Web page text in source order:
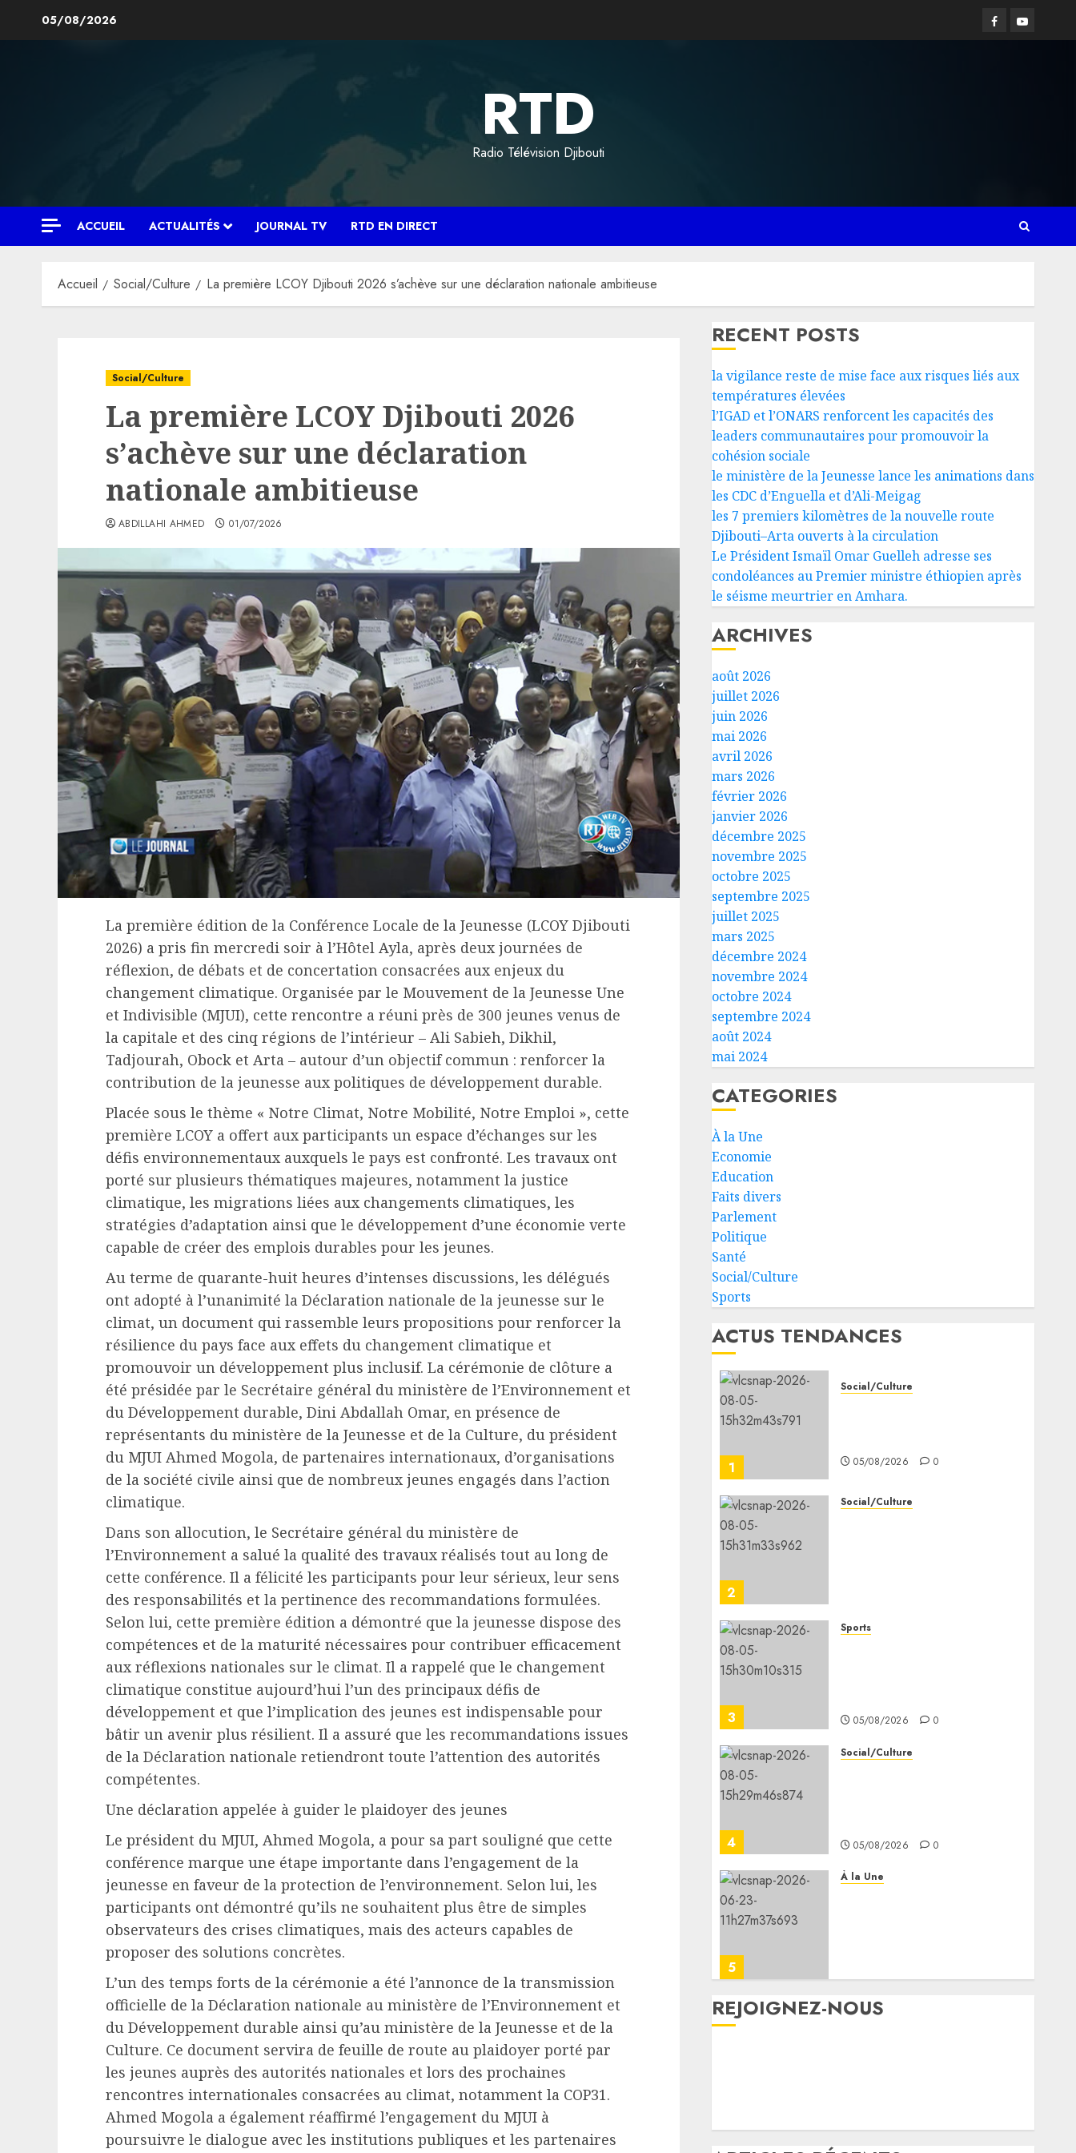
05/08/2026 FacebookYouTube
RTD
Radio Télévision Djibouti
ACCUEIL ACTUALITÉS JOURNAL TV RTD EN DIRECT
Accueil Social/Culture La première LCOY Djibouti 2026 s’achève sur une déclaration nationale ambitieuse
Social/Culture
La première LCOY Djibouti 2026
s’achève sur une déclaration
nationale ambitieuse
ABDILLAHI AHMED 01/07/2026
La première édition de la Conférence Locale de la Jeunesse (LCOY Djibouti
2026) a pris fin mercredi soir à l’Hôtel Ayla, après deux journées de
réflexion, de débats et de concertation consacrées aux enjeux du
changement climatique. Organisée par le Mouvement de la Jeunesse Une
et Indivisible (MJUI), cette rencontre a réuni près de 300 jeunes venus de
la capitale et des cinq régions de l’intérieur – Ali Sabieh, Dikhil,
Tadjourah, Obock et Arta – autour d’un objectif commun : renforcer la
contribution de la jeunesse aux politiques de développement durable.
Placée sous le thème « Notre Climat, Notre Mobilité, Notre Emploi », cette
première LCOY a offert aux participants un espace d’échanges sur les
défis environnementaux auxquels le pays est confronté. Les travaux ont
porté sur plusieurs thématiques majeures, notamment la justice
climatique, les migrations liées aux changements climatiques, les
stratégies d’adaptation ainsi que le développement d’une économie verte
capable de créer des emplois durables pour les jeunes.
Au terme de quarante-huit heures d’intenses discussions, les délégués
ont adopté à l’unanimité la Déclaration nationale de la jeunesse sur le
climat, un document qui rassemble leurs propositions pour renforcer la
résilience du pays face aux effets du changement climatique et
promouvoir un développement plus inclusif. La cérémonie de clôture a
été présidée par le Secrétaire général du ministère de l’Environnement et
du Développement durable, Dini Abdallah Omar, en présence de
représentants du ministère de la Jeunesse et de la Culture, du président
du MJUI Ahmed Mogola, de partenaires internationaux, d’organisations
de la société civile ainsi que de nombreux jeunes engagés dans l’action
climatique.
Dans son allocution, le Secrétaire général du ministère de
l’Environnement a salué la qualité des travaux réalisés tout au long de
cette conférence. Il a félicité les participants pour leur sérieux, leur sens
des responsabilités et la pertinence des recommandations formulées.
Selon lui, cette première édition a démontré que la jeunesse dispose des
compétences et de la maturité nécessaires pour contribuer efficacement
aux réflexions nationales sur le climat. Il a rappelé que le changement
climatique constitue aujourd’hui l’un des principaux défis de
développement et que l’implication des jeunes est indispensable pour
bâtir un avenir plus résilient. Il a assuré que les recommandations issues
de la Déclaration nationale retiendront toute l’attention des autorités
compétentes.
Une déclaration appelée à guider le plaidoyer des jeunes
Le président du MJUI, Ahmed Mogola, a pour sa part souligné que cette
conférence marque une étape importante dans l’engagement de la
jeunesse en faveur de la protection de l’environnement. Selon lui, les
participants ont démontré qu’ils ne souhaitent plus être de simples
observateurs des crises climatiques, mais des acteurs capables de
proposer des solutions concrètes.
L’un des temps forts de la cérémonie a été l’annonce de la transmission
officielle de la Déclaration nationale au ministère de l’Environnement et
du Développement durable ainsi qu’au ministère de la Jeunesse et de la
Culture. Ce document servira de feuille de route au plaidoyer porté par
les jeunes auprès des autorités nationales et lors des prochaines
rencontres internationales consacrées au climat, notamment la COP31.
Ahmed Mogola a également réaffirmé l’engagement du MJUI à
poursuivre le dialogue avec les institutions publiques et les partenaires
RECENT POSTS
la vigilance reste de mise face aux risques liés aux
températures élevées
l’IGAD et l’ONARS renforcent les capacités des
leaders communautaires pour promouvoir la
cohésion sociale
le ministère de la Jeunesse lance les animations dans
les CDC d’Enguella et d’Ali-Meigag
les 7 premiers kilomètres de la nouvelle route
Djibouti–Arta ouverts à la circulation
Le Président Ismaïl Omar Guelleh adresse ses
condoléances au Premier ministre éthiopien après
le séisme meurtrier en Amhara.
ARCHIVES
août 2026
juillet 2026
juin 2026
mai 2026
avril 2026
mars 2026
février 2026
janvier 2026
décembre 2025
novembre 2025
octobre 2025
septembre 2025
juillet 2025
mars 2025
décembre 2024
novembre 2024
octobre 2024
septembre 2024
août 2024
mai 2024
CATEGORIES
À la Une
Economie
Education
Faits divers
Parlement
Politique
Santé
Social/Culture
Sports
ACTUS TENDANCES
1
Social/Culture
05/08/2026 0
2
Social/Culture
05/08/2026
3
Sports
05/08/2026 0
4
Social/Culture
05/08/2026 0
5
À la Une
Amhara.
05/08/2026
REJOIGNEZ-NOUS